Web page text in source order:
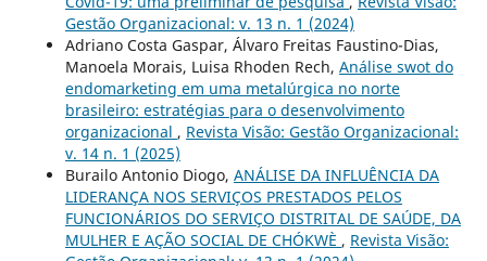
Gestão Organizacional: v. 13 n. 1 (2024)
Adriano Costa Gaspar, Álvaro Freitas Faustino-Dias,
Manoela Morais, Luisa Rhoden Rech, Análise swot do
endomarketing em uma metalúrgica no norte
brasileiro: estratégias para o desenvolvimento
organizacional , Revista Visão: Gestão Organizacional:
v. 14 n. 1 (2025)
Burailo Antonio Diogo, ANÁLISE DA INFLUÊNCIA DA
LIDERANÇA NOS SERVIÇOS PRESTADOS PELOS
FUNCIONÁRIOS DO SERVIÇO DISTRITAL DE SAÚDE, DA
MULHER E AÇÃO SOCIAL DE CHÓKWÈ , Revista Visão: